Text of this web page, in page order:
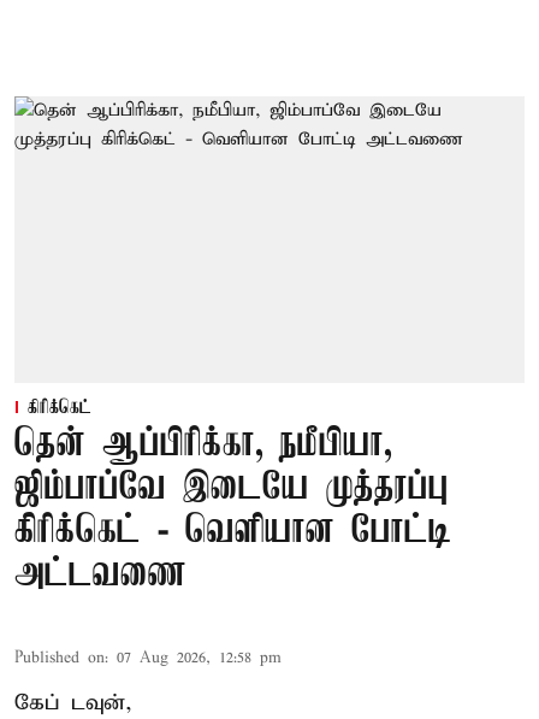
கிரிக்கெட்
தென் ஆப்பிரிக்கா, நமீபியா,
ஜிம்பாப்வே இடையே முத்தரப்பு
கிரிக்கெட் - வெளியான போட்டி
அட்டவணை
Published on: 07 Aug 2026, 12:58 pm
கேப் டவுன்,